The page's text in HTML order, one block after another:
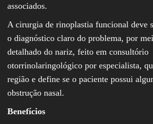
associados.
A cirurgia de rinoplastia funcional deve
o diagnóstico claro do problema, por
detalhado do nariz, feito em consultório
otorrinolaringológico por especialista,
região e define se o paciente possui
obstrução nasal.
Benefícios